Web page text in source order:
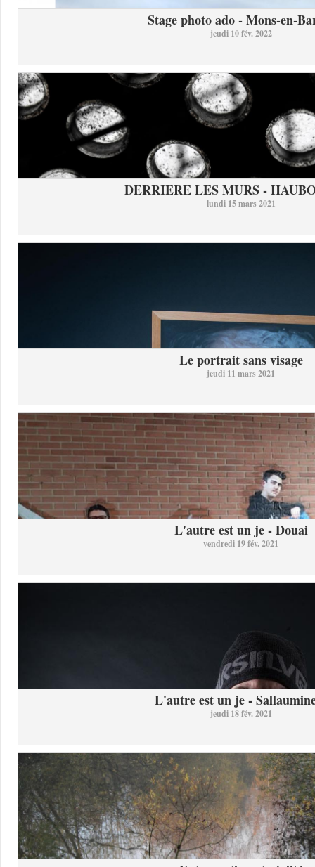
Stage photo ado - Mons-en-
jeudi 10 fév. 2022
DERRIERE LES MURS -
lundi 15 mars 2021
Le portrait sans visage
jeudi 11 mars 2021
L'autre est un je - Douai
vendredi 19 fév. 2021
L'autre est un je -
jeudi 18 fév. 2021